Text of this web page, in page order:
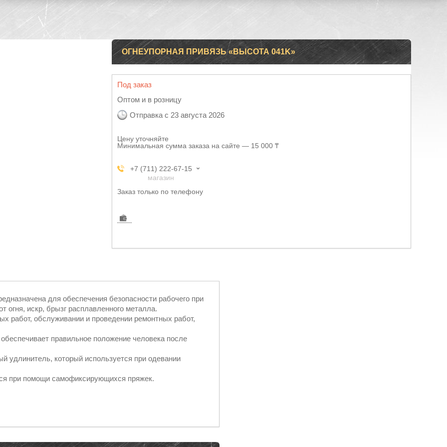
ОГНЕУПОРНАЯ ПРИВЯЗЬ «ВЫСОТА 041K»
Под заказ
Оптом и в розницу
Отправка с 23 августа 2026
Цену уточняйте
Минимальная сумма заказа на сайте — 15 000 ₸
+7 (711) 222-67-15
магазин
Заказ только по телефону
для обеспечения безопасности рабочего при
огня, искр, брызг расплавленного металла.
работ, обслуживании и проведении ремонтных работ,
правильное положение человека после
удлинитель, который используется при одевании
при помощи самофиксирующихся пряжек.